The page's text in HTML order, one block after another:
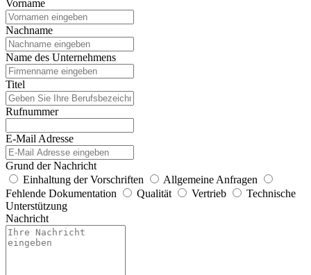
Vorname
Nachname
Name des Unternehmens
Titel
Rufnummer
E-Mail Adresse
Grund der Nachricht
Einhaltung der Vorschriften
Allgemeine Anfragen
Fehlende Dokumentation
Qualität Vertrieb
Technische
Unterstützung
Nachricht